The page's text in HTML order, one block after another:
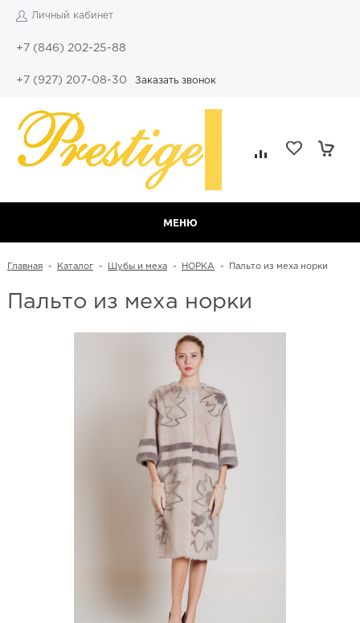
Личный кабинет
+7 (846) 202-25-88
+7 (927) 207-08-30 Заказать звонок
МЕНЮ
Главная - Каталог - Шубы и меха - НОРКА - Пальто из меха норки
Пальто из меха норки